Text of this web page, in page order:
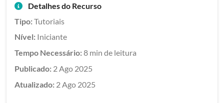
Detalhes do Recurso
Tipo:Tutoriais
Nível: Iniciante
Tempo Necessário:8 min de leitura
Publicado: 2 Ago 2025
Atualizado: 2 Ago 2025